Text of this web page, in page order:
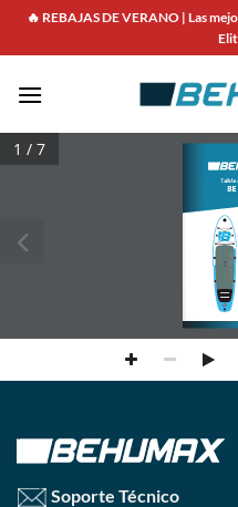
Saltar🔥 REBAJAS DE VERANO | Las
Tabla
BE
1 / 7
Soporte Técnico